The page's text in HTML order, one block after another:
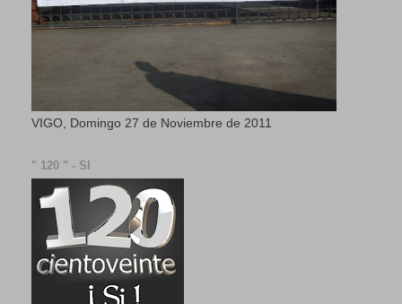
VIGO, Domingo 27 de Noviembre de 2011
" 120 " - SI